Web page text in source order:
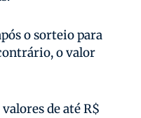
o sorteio para
o valor
de até R$